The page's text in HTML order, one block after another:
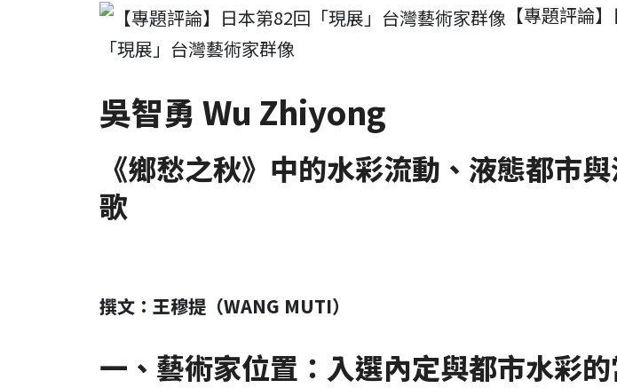
【專題評論
「現展」台灣藝術家群像
吳智勇 Wu Zhiyong
《鄉愁之秋》中的水彩流動、液態都市
歌
撰文：王穆提（WANG MUTI）
一、藝術家位置：入選內定與都市水彩